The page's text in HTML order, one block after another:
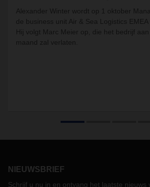
Alexander Winter wordt op 1 oktober
de business unit Air & Sea Logistics EMEA
Hij volgt Marc Meier op, die het bedrijf
maand zal verlaten.
NIEUWSBRIEF
Schrijf u nu in en ontvang het laatste nieuws